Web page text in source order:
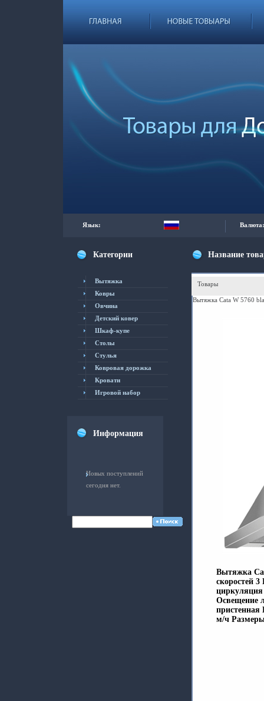
Язык: Валюта:
Категории
Вытяжка
Ковры
Овчина
Детский ковер
Шкаф-купе
Столы
Cтулья
Ковровая дорожка
Кровати
Игровой набор
Информация
Новых поступлений
сегодня нет.
Название
Товары
Вытяжка Cata W 5760
Вытяжка
скоростей
Освещение
пристенная
м/ч